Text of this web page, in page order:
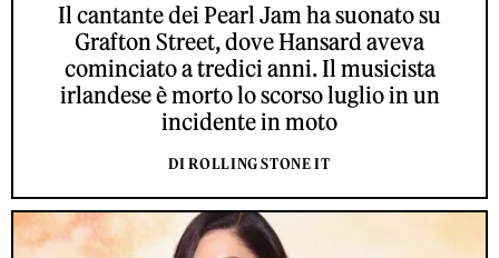
Il cantante dei Pearl Jam ha suonato su
Grafton Street, dove Hansard aveva
cominciato a tredici anni. Il musicista
irlandese è morto lo scorso luglio in un
incidente in moto
DI ROLLING STONE IT